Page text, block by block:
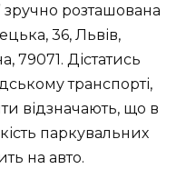
зручно розташована
36, Львів,
79071. Дістатись
транспорті,
відзначають, що в
паркувальних
на авто.